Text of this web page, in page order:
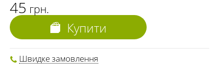
45 грн.
Купити
Швидке замовлення